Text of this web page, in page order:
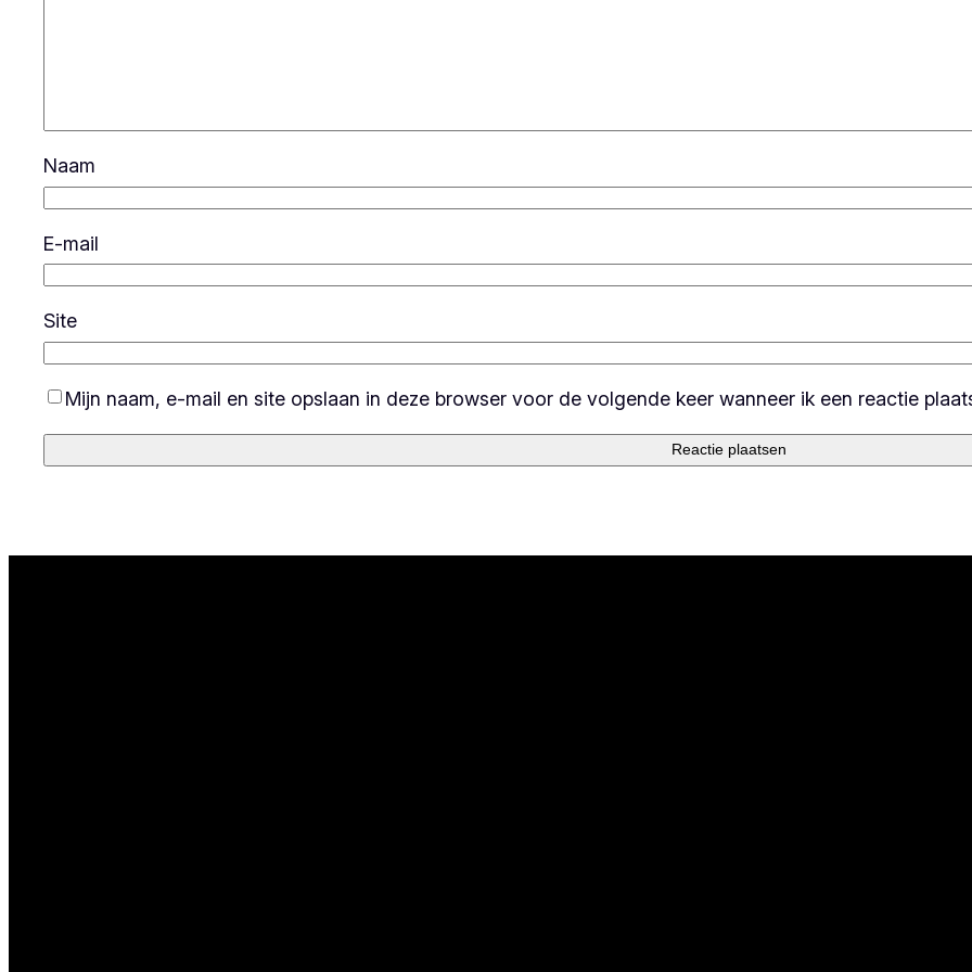
Naam
E-mail
Site
Mijn naam, e-mail en site opslaan in deze browser voor de volgende keer wanneer ik een reactie